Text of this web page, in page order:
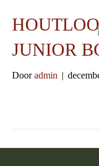
JUNIOR
Dooradmin |